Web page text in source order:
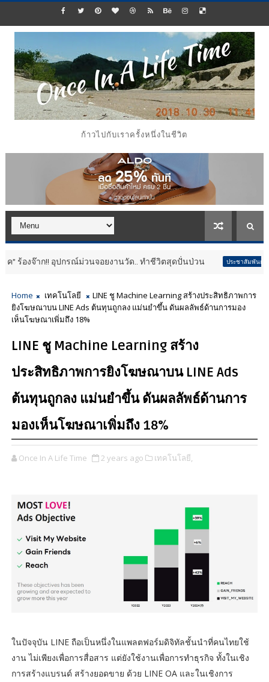
ก้าวไปกับเราครั้งหนึ่งในชีวิต
!! อุปกรณ์ม่วนจอยงานวัด.. ทำชีวิตสุดปั่นป่วน ประชาสัมพันธ์ กลับมาอีก
Home เทคโนโลยี
LINE ชู Machine Learning สร้างประสิทธิภาพการ
ยิงโฆษณาบน LINE Ads ต้นทุนถูกลง แม่นยำขึ้น ดันผลลัพธ์ด้านการมอง
เห็นโฆษณาเพิ่มถึง 18%
LINE ชู Machine Learning สร้าง
ประสิทธิภาพการยิงโฆษณาบน LINE Ads
ต้นทุนถูกลง แม่นยำขึ้น ดันผลลัพธ์ด้านการ
มองเห็นโฆษณาเพิ่มถึง 18%
Once In A Life Time 2 years ago เทคโนโลยี,
ในปัจจุบัน LINE ถือเป็นหนึ่งในแพลตฟอร์มดิจิทัลชั้นนำที่คนไทยใช้
งาน ไม่เพียงเพื่อการสื่อสาร แต่ยังใช้งานเพื่อการทำธุรกิจ ทั้งในเชิง
การสร้างแบรนด์ สร้างยอดขาย ด้วย LINE OA และในเชิงการ